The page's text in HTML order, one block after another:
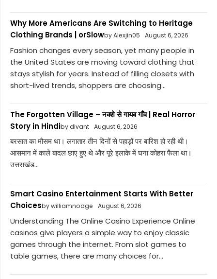
Why More Americans Are Switching to Heritage
Clothing Brands | orSlowby Alexjin05 August 6, 2026
Fashion changes every season, yet many people in
the United States are moving toward clothing that
stays stylish for years. Instead of filling closets with
short-lived trends, shoppers are choosing...
The Forgotten Village – नक्शे से गायब गाँव | Real Horror
Story in Hindiby divant August 6, 2026
बरसात का मौसम था। लगातार तीन दिनों से पहाड़ों पर बारिश हो रही थी।
आसमान में काले बादल छाए हुए थे और पूरे इलाके में घना कोहरा फैला था।
उत्तराखंड...
Smart Casino Entertainment Starts With Better
Choicesby williamnodge August 6, 2026
Understanding The Online Casino Experience Online
casinos give players a simple way to enjoy classic
games through the internet. From slot games to
table games, there are many choices for...